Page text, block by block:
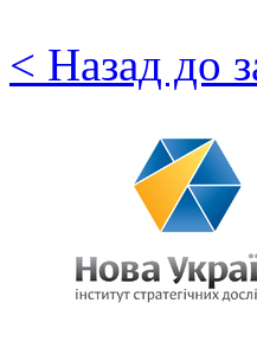
< Назад до